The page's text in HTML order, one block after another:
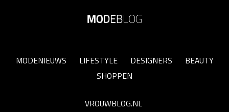
MODENIEUWS LIFESTYLE DESIGNERS
BEAUTY
SHOPPEN
VROUWBLOG.NL